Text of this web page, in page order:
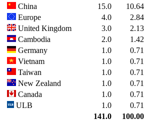
China
15.0
10.64
Europe
4.0
2.84
United Kingdom
3.0
2.13
Cambodia
2.0
1.42
Germany
1.0
0.71
Vietnam
1.0
0.71
Taiwan
1.0
0.71
New Zealand
1.0
0.71
Canada
1.0
0.71
ULB
1.0
0.71
141.0
100.00